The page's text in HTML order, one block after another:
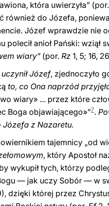
która uwierzyła” (por.
również do Józefa,
Józef wprawdzie nie
polecił anioł Pański: wziął
wiary”(por. Rz 1, 5; 16,
Józef, zjednoczyło
to, co Ona naprzód
wiary» ... przez które
Boga objawiającego»”7.
Józefa z Nazaretu.
tajemnicy „od
, który Apostoł
wykupił tych, którzy
— jak uczy Sobór — w
dzięki której przez